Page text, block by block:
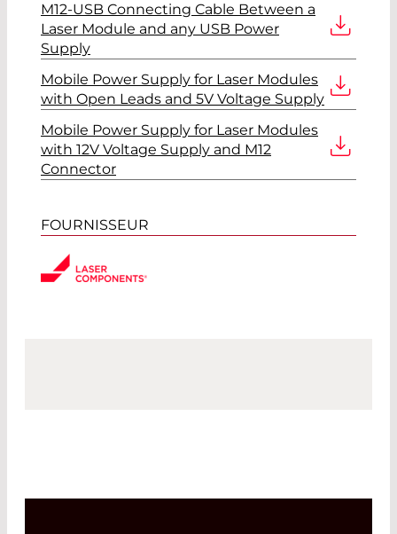
M12-USB Connecting Cable Between a
Laser Module and any USB Power
Supply
Mobile Power Supply for Laser Modules
with Open Leads and 5V Voltage Supply
Mobile Power Supply for Laser Modules
with 12V Voltage Supply and M12
Connector
FOURNISSEUR